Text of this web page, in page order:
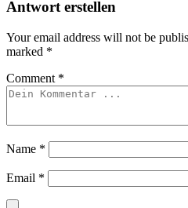
Antwort erstellen
Your email address will not be
marked *
Comment *
Name *
Email *